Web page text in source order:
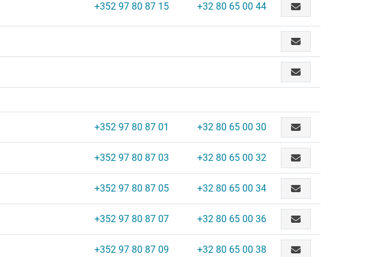
+352 97 80 87 15 +32 80 65 00 44
+352 97 80 87 01 +32 80 65 00 30
+352 97 80 87 03 +32 80 65 00 32
+352 97 80 87 05 +32 80 65 00 34
+352 97 80 87 07 +32 80 65 00 36
+352 97 80 87 09 +32 80 65 00 38